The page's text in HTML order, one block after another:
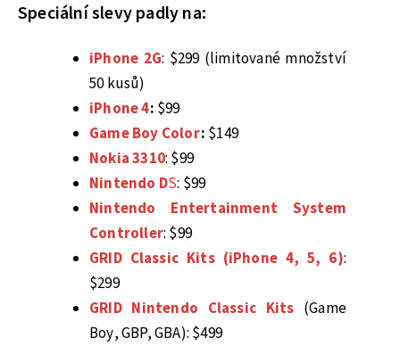
Speciální slevy padly na:
iPhone 2G: $299 (limitované množství
50 kusů)
iPhone 4: $99
Game Boy Color: $149
Nokia 3310: $99
Nintendo DS: $99
Nintendo Entertainment System
Controller: $99
GRID Classic Kits (iPhone 4, 5, 6):
$299
GRID Nintendo Classic Kits (Game
Boy, GBP, GBA): $499